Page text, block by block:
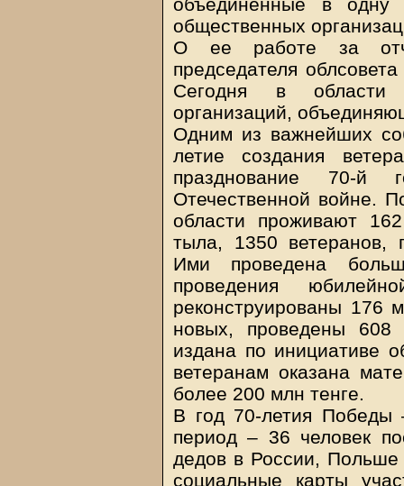
общественных
О ее работе за
председателя
Сегодня в области
организаций,
Одним из важнейших
летие создания
празднование 70-й
Отечественной войне.
области проживают
тыла, 1350 ветеранов,
Ими проведена
проведения
реконструированы 176
новых, проведены 608
издана по инициативе
ветеранам оказана
более 200 млн тенге.
В год 70-летия Победы
период – 36 человек
дедов в России,
социальные карты